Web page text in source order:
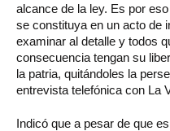
alcance de la ley. Es por
se constituya en un acto de
examinar al detalle y todos
consecuencia tengan su
la patria, quitándoles la
entrevista telefónica con La
Indicó que a pesar de que